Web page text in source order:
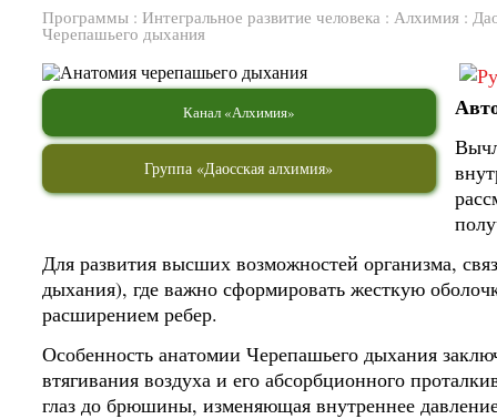
Программы : Интегральное развитие человека : Алхимия :
Черепашьего дыхания
Канал «Алхимия»
Группа «Даосская алхимия»
Для развития высших возможностей организма,
дыхания), где важно сформировать жесткую
расширением ребер.
Особенность анатомии Черепашьего дыхания
втягивания воздуха и его абсорбционного
глаз до брюшины, изменяющая внутреннее